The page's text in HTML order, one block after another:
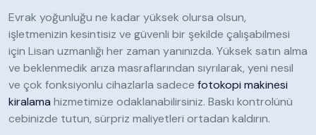
Evrak yoğunluğu ne kadar yüksek olursa olsun,
işletmenizin kesintisiz ve güvenli bir şekilde çalışabilmesi
için Lisan uzmanlığı her zaman yanınızda. Yüksek satın alma
ve beklenmedik arıza masraflarından sıyrılarak, yeni nesil
ve çok fonksiyonlu cihazlarla sadece fotokopi makinesi
kiralama hizmetimize odaklanabilirsiniz. Baskı kontrolünü
cebinizde tutun, sürpriz maliyetleri ortadan kaldırın.